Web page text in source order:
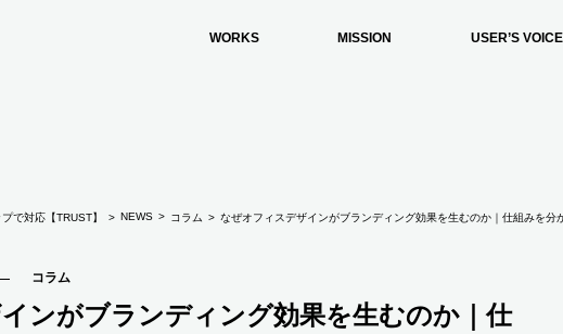
WORKS MISSION USER’S VOICE
で対応【TRUST】 NEWS コラム なぜオフィスデザインがブランディング効果を生むのか｜仕組みを分
コラム
ンがブランディング効果を生むのか｜仕